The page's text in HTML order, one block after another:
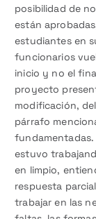
posibilidad de
están
estudiantes en
funcionarios
inicio y no el
proyecto
modificación,
párrafo
fundamentadas.
estuvo
en limpio,
respuesta
trabajar en las